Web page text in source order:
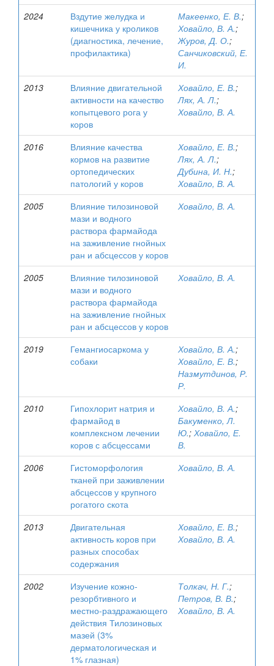
2024
Вздутие желудка и
кишечника у кроликов
(диагностика, лечение,
профилактика)
Макеенко, Е. В.;
Ховайло, В. А.;
Журов, Д. О.;
Санчиковский, Е.
И.
2013
Влияние двигательной
активности на качество
копытцевого рога у
коров
Ховайло, Е. В.;
Лях, А. Л.;
Ховайло, В. А.
2016
Влияние качества
кормов на развитие
ортопедических
патологий у коров
Ховайло, Е. В.;
Лях, А. Л.;
Дубина, И. Н.;
Ховайло, В. А.
2005
Влияние тилозиновой
мази и водного
раствора фармайода
на заживление гнойных
ран и абсцессов у коров
Ховайло, В. А.
2005
Влияние тилозиновой
мази и водного
раствора фармайода
на заживление гнойных
ран и абсцессов у коров
Ховайло, В. А.
2019
Гемангиосаркома у
собаки
Ховайло, В. А.;
Ховайло, Е. В.;
Назмутдинов, Р.
Р.
2010
Гипохлорит натрия и
фармайод в
комплексном лечении
коров с абсцессами
Ховайло, В. А.;
Бакуменко, Л.
Ю.; Ховайло, Е.
В.
2006
Гистоморфология
тканей при заживлении
абсцессов у крупного
рогатого скота
Ховайло, В. А.
2013
Двигательная
активность коров при
разных способах
содержания
Ховайло, Е. В.;
Ховайло, В. А.
2002
Изучение кожно-
резорбтивного и
местно-раздражающего
действия Тилозиновых
мазей (3%
дерматологическая и
1% глазная)
Толкач, Н. Г.;
Петров, В. В.;
Ховайло, В. А.